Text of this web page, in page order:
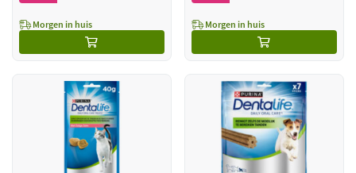
Morgen in huis Morgen in huis